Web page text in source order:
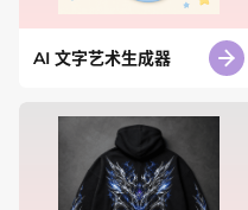
AI 文字艺术生成器